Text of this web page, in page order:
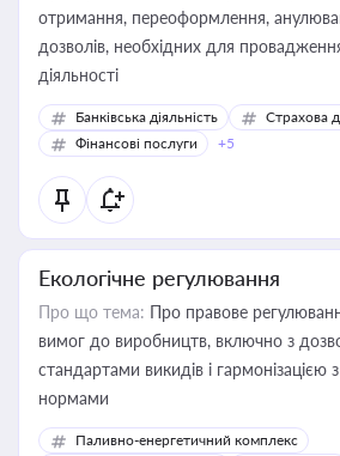
отримання, переоформлення,
дозволів, необхідних для
діяльності
Банківська діяльність
Страхова
Фінансові послуги
+5
Екологічне регулювання
Про що тема: Про правове
вимог до виробництв, включно з
стандартами викидів і гармонізацією
нормами
Паливно-енергетичний комплекс